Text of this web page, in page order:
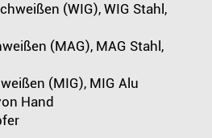
(WIG), WIG Stahl,
(MAG), MAG Stahl,
(MIG), MIG Alu
Hand